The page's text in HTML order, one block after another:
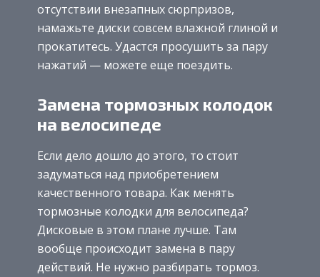
отсутствии внезапных сюрпризов,
намажьте диски совсем влажной глиной и
прокатитесь. Удастся просушить за пару
нажатий — можете еще поездить.
Замена тормозных колодок
на велосипеде
Если дело дошло до этого, то стоит
задуматься над приобретением
качественного товара. Как менять
тормозные колодки для велосипеда?
Дисковые в этом плане лучше. Там
вообще происходит замена в пару
действий. Не нужно разбирать тормоз.